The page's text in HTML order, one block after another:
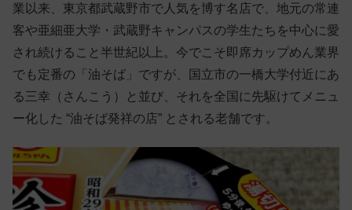
業以来、東京都武蔵野市で人気を博す名店で、地元の常連
客や亜細亜大学・武蔵野キャンパスの学生たちを中心に愛
され続けること半世紀以上。今でこそ即席カップめん業界
でも定番の「油そば」ですが、国立市の一橋大学付近にあ
る三幸（さんこう）と並び、それを全国に先駆けてメニュ
ー化した “油そば発祥の店” とされる老舗です。